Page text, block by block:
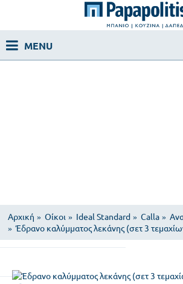
Αρχική Οίκοι Ideal Standard Calla
Έδρανο καλύμματος λεκάνης (σετ 3